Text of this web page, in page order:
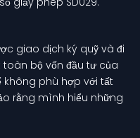
giao dịch ký quỹ và đi
bộ vốn đầu tư của
phù hợp với tất
rằng mình hiểu những